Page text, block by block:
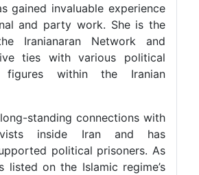
gained invaluable experience
and party work. She is the
Iranianaran Network and
ties with various political
within the Iranian
standing connections with
inside Iran and has
political prisoners. As
listed on the Islamic regime’s